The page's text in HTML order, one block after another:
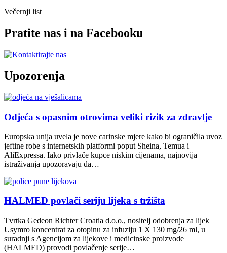
Večernji list
Pratite nas i na Facebooku
Upozorenja
Odjeća s opasnim otrovima veliki rizik za zdravlje
Europska unija uvela je nove carinske mjere kako bi ograničila uvoz
jeftine robe s internetskih platformi poput Sheina, Temua i
AliExpressa. Iako privlače kupce niskim cijenama, najnovija
istraživanja upozoravaju da…
HALMED povlači seriju lijeka s tržišta
Tvrtka Gedeon Richter Croatia d.o.o., nositelj odobrenja za lijek
Usymro koncentrat za otopinu za infuziju 1 X 130 mg/26 ml, u
suradnji s Agencijom za lijekove i medicinske proizvode
(HALMED) provodi povlačenje serije…